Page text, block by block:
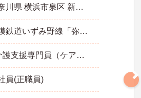
神奈川県 横浜市泉区 新橋町920-1
相模鉄道いずみ野線「弥生台駅」徒歩15分
■介護支援専門員（ケアマネジャー）必須 ■介護施設での介護業務経験1年以上必須
員(正職員)